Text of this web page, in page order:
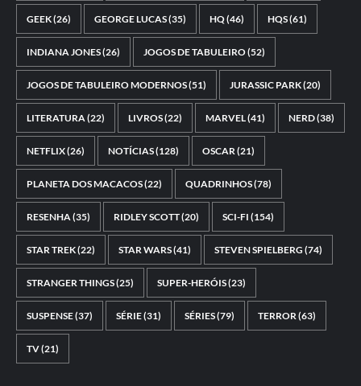
GEEK(26) GEORGE LUCAS(35) HQ(46) HQS(61)
INDIANA JONES(26) JOGOS DE TABULEIRO(52)
JOGOS DE TABULEIRO MODERNOS(51) JURASSIC PARK(20)
LITERATURA(22) LIVROS(22) MARVEL(41) NERD(38)
NETFLIX(26) NOTÍCIAS(128) OSCAR(21)
PLANETA DOS MACACOS(22) QUADRINHOS(78)
RESENHA(35) RIDLEY SCOTT(20) SCI-FI (154)
STAR TREK(22) STAR WARS(41) STEVEN SPIELBERG (74)
STRANGER THINGS(25) SUPER-HERÓIS(23)
SUSPENSE(37) SÉRIE(31) SÉRIES(79) TERROR(63)
TV(21)